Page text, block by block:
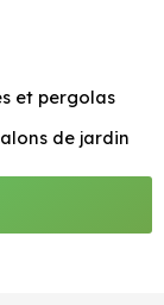
et pergolas
de jardin